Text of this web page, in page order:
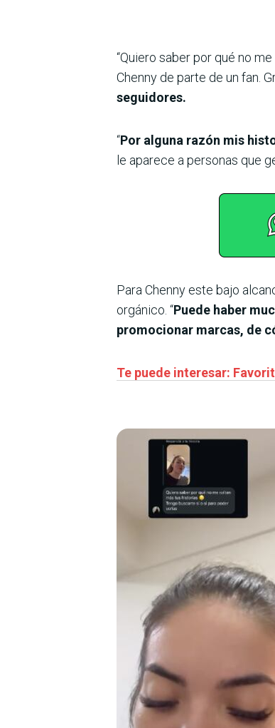
“Quiero saber por qué no
Chenny de parte de un fan.
seguidores.
“Por alguna razón mis
le aparece a personas que
Para Chenny este bajo
orgánico. “Puede haber
promocionar marcas, de
Te puede interesar: